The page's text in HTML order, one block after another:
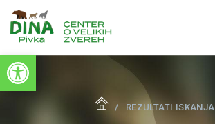
Open toolbar
REZULTATI ISKANJA